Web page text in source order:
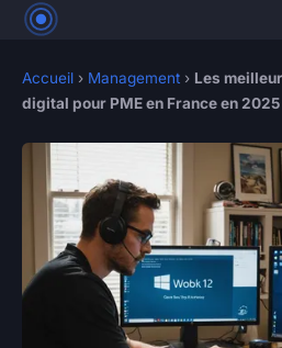
Accueil › Management › Les
digital pour PME en France en 2025